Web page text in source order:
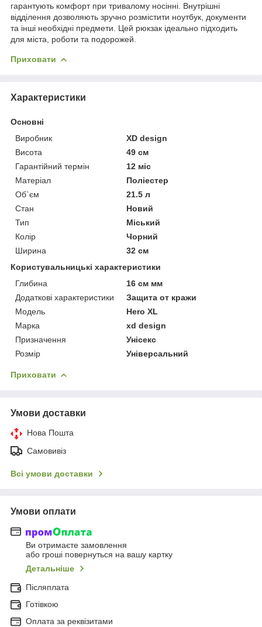
гарантують комфорт при тривалому носінні. Внутрішні
відділення дозволяють зручно розмістити ноутбук, документи
та інші необхідні предмети. Цей рюкзак ідеально підходить
для міста, роботи та подорожей.
Приховати
Характеристики
Основні
Виробник
XD design
Висота
49 см
Гарантійний термін
12 міс
Матеріал
Поліестер
Об`єм
21.5 л
Стан
Новий
Тип
Міський
Колір
Чорний
Ширина
32 см
Користувальницькі характеристики
Глибина
16 см мм
Додаткові характеристики
Защита от кражи
Мoдель
Hero XL
Марка
xd design
Призначення
Унісекс
Розмір
Універсальний
Приховати
Умови доставки
Нова Пошта
Самовивіз
Всі умови доставки
Умови оплати
Ви отримаєте замовлення
або гроші повернуться на вашу картку
Детальніше
Післяплата
Готівкою
Оплата за реквізитами